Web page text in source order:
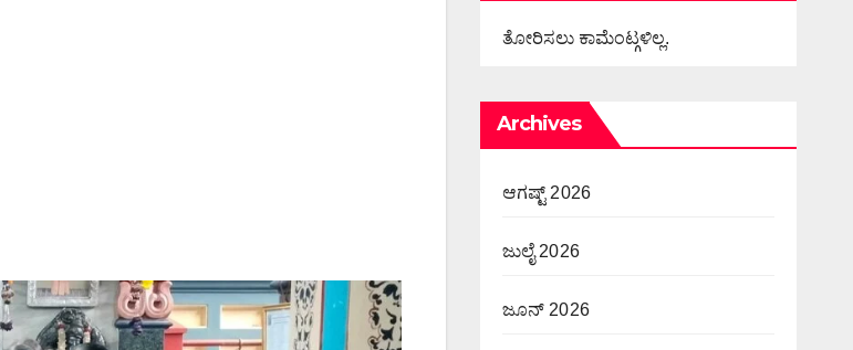
ತೋರಿಸಲು ಕಾಮೆಂಟ್ಗಳಿಲ್ಲ.
Archives
ಆಗಷ್ಟ್ 2026
ಜುಲೈ 2026
ಜೂನ್ 2026